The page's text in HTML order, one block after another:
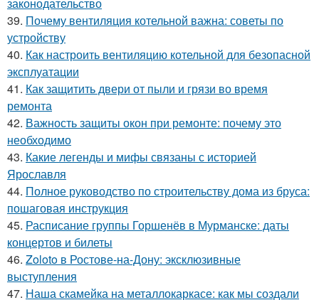
39. Почему вентиляция котельной важна: советы по
устройству
40. Как настроить вентиляцию котельной для безопасной
эксплуатации
41. Как защитить двери от пыли и грязи во время
ремонта
42. Важность защиты окон при ремонте: почему это
необходимо
43. Какие легенды и мифы связаны с историей
Ярославля
44. Полное руководство по строительству дома из бруса:
пошаговая инструкция
45. Расписание группы Горшенёв в Мурманске: даты
концертов и билеты
46. Zoloto в Ростове-на-Дону: эксклюзивные
выступления
47. Наша скамейка на металлокаркасе: как мы создали